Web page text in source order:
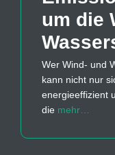
um die
Wer Wind- und
kann nicht nur
energieeffizient
die mehr…